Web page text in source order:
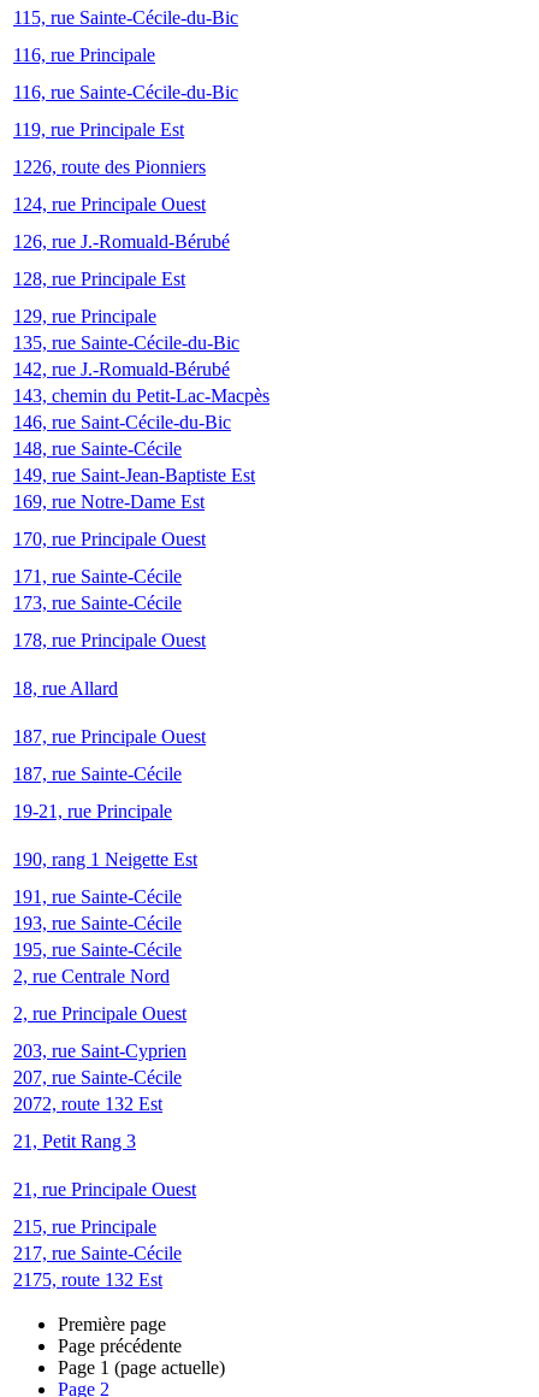
115, rue Sainte-Cécile-du-Bic
116, rue Principale
116, rue Sainte-Cécile-du-Bic
119, rue Principale Est
1226, route des Pionniers
124, rue Principale Ouest
126, rue J.-Romuald-Bérubé
128, rue Principale Est
129, rue Principale
135, rue Sainte-Cécile-du-Bic
142, rue J.-Romuald-Bérubé
143, chemin du Petit-Lac-Macpès
146, rue Saint-Cécile-du-Bic
148, rue Sainte-Cécile
149, rue Saint-Jean-Baptiste Est
169, rue Notre-Dame Est
170, rue Principale Ouest
171, rue Sainte-Cécile
173, rue Sainte-Cécile
178, rue Principale Ouest
18, rue Allard
187, rue Principale Ouest
187, rue Sainte-Cécile
19-21, rue Principale
190, rang 1 Neigette Est
191, rue Sainte-Cécile
193, rue Sainte-Cécile
195, rue Sainte-Cécile
2, rue Centrale Nord
2, rue Principale Ouest
203, rue Saint-Cyprien
207, rue Sainte-Cécile
2072, route 132 Est
21, Petit Rang 3
21, rue Principale Ouest
215, rue Principale
217, rue Sainte-Cécile
2175, route 132 Est
Première page
Page précédente
Page 1 (page actuelle)
Page 2